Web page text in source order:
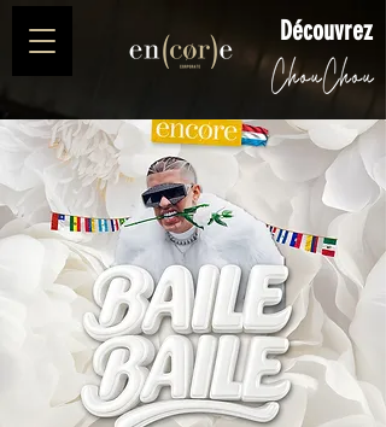
Découvrez